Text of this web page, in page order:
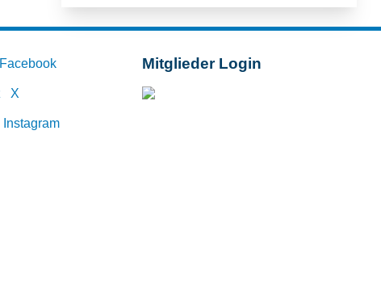
Facebook
X
Instagram
Mitglieder Login